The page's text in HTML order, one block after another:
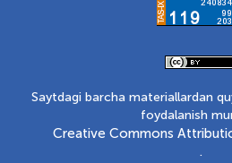
Saytdagi barcha materiallardan
foydalanish
Creative Commons
.